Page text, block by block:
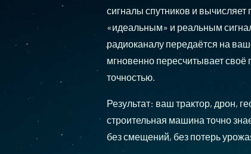
сигналы спутников и
«идеальным» и реальным
радиоканалу передаётся на
мгновенно пересчитывает
точностью.
Результат: ваш трактор, дрон,
строительная машина точно
без смещений, без потерь